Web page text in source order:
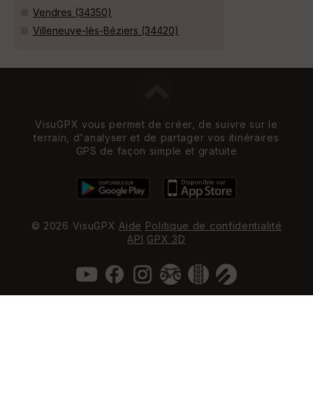
Vendres (34350)
Villeneuve-lès-Béziers (34420)
VisuGPX vous permet de créer, de suivre sur le
terrain, d'analyser et de partager vos itinéraires
GPS de façon simple et gratuite
© 2026 VisuGPX Aide Politique de confidentialité
API GPX 3D